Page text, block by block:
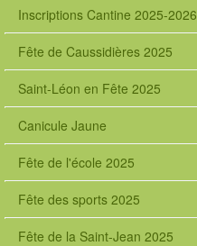
Inscriptions Cantine 2025-2026
Fête de Caussidières 2025
Saint-Léon en Fête 2025
Canicule Jaune
Fête de l'école 2025
Fête des sports 2025
Fête de la Saint-Jean 2025